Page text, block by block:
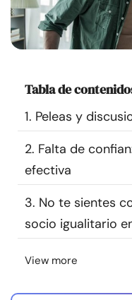
Ayuda
Cursos
Recursos
Comunidad
Encuentra un
Idioma
Sobre nosotros
Tabla de
1. Peleas y
2. Falta de
efectiva
3. No te sientes
socio igualitario
View more